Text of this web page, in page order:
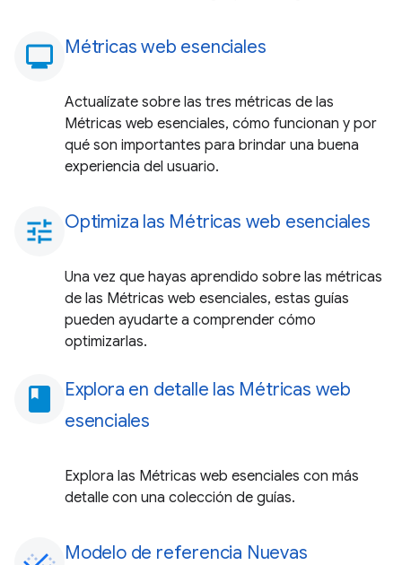
monitoring
Métricas web esenciales
Actualízate sobre las tres métricas de las
Métricas web esenciales, cómo funcionan y por
qué son importantes para brindar una buena
experiencia del usuario.
tune Optimiza las Métricas web esenciales
Una vez que hayas aprendido sobre las métricas
de las Métricas web esenciales, estas guías
pueden ayudarte a comprender cómo
optimizarlas.
book
Explora en detalle las Métricas web
esenciales
Explora las Métricas web esenciales con más
detalle con una colección de guías.
Modelo de referencia Nuevas